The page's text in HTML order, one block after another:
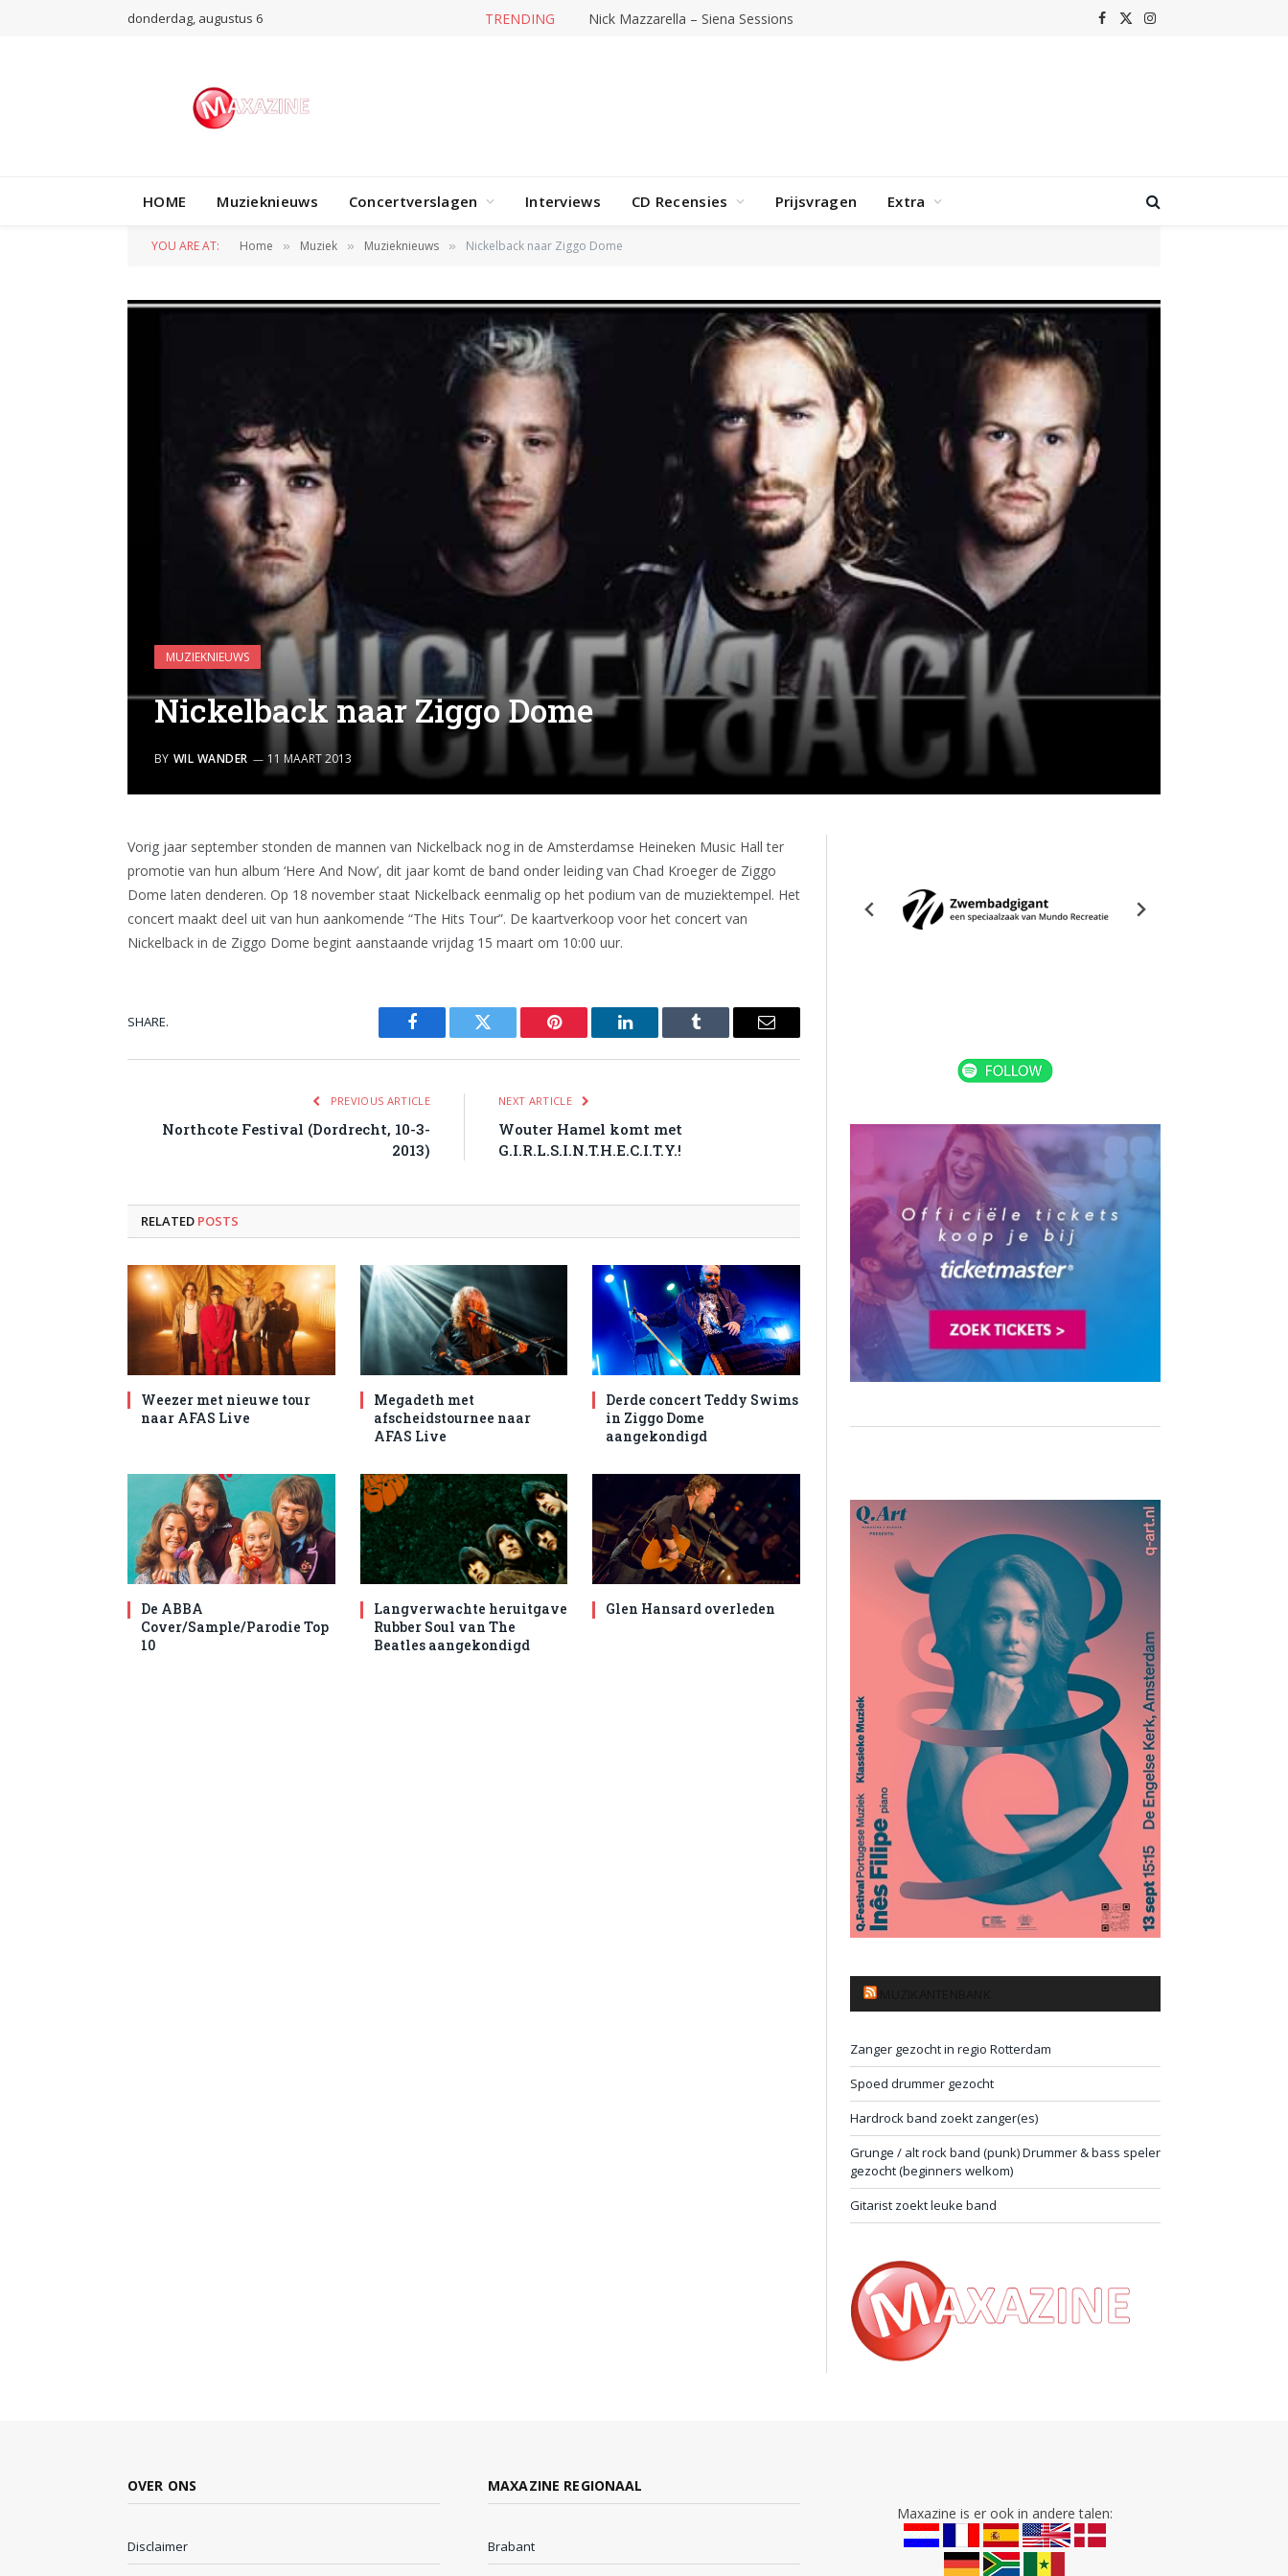
donderdag, augustus 6 TRENDING Weezer met nieuwe tour naar AFAS Live Facebook
X
Instagram
HOME Muzieknieuws Concertverslagen Interviews CD Recensies Prijsvragen Extra
YOU ARE AT: Home » Muziek » Muzieknieuws » Nickelback naar Ziggo Dome
MUZIEKNIEUWS
Nickelback naar Ziggo Dome
BY WIL WANDER 11 MAART 2013
Vorig jaar september stonden de mannen van Nickelback nog in de Amsterdamse Heineken Music Hall ter
promotie van hun album ‘Here And Now’, dit jaar komt de band onder leiding van Chad Kroeger de Ziggo
Dome laten denderen. Op 18 november staat Nickelback eenmalig op het podium van de muziektempel. Het
concert maakt deel uit van hun aankomende “The Hits Tour”. De kaartverkoop voor het concert van
Nickelback in de Ziggo Dome begint aanstaande vrijdag 15 maart om 10:00 uur.
SHARE.
Facebook Twitter Pinterest LinkedIn Tumblr Email
PREVIOUS ARTICLE
Northcote Festival (Dordrecht, 10-3-
2013)
NEXT ARTICLE
Wouter Hamel komt met
G.I.R.L.S.I.N.T.H.E.C.I.T.Y.!
RELATED POSTS
Weezer met nieuwe tour
naar AFAS Live
Megadeth met
afscheidstournee naar
AFAS Live
Derde concert Teddy Swims
in Ziggo Dome
aangekondigd
De ABBA
Cover/Sample/Parodie Top
10
Langverwachte heruitgave
Rubber Soul van The
Beatles aangekondigd
Glen Hansard overleden
Zanger gezocht in regio Rotterdam
Spoed drummer gezocht
Hardrock band zoekt zanger(es)
Grunge / alt rock band (punk) Drummer & bass speler
gezocht (beginners welkom)
Gitarist zoekt leuke band
OVER ONS
Disclaimer
MAXAZINE REGIONAAL
Brabant
Maxazine is er ook in andere talen: